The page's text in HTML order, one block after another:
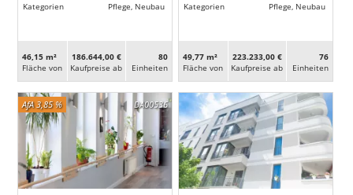
Kategorien
Pflege, Neubau
46,15 m²
Fläche von
186.644,00 €
Kaufpreise ab
80
Ein­heiten
Kategorien
Pflege, Neubau
49,77 m²
Fläche von
223.233,00 €
Kaufpreise ab
76
Ein­heiten
DA00536
AfA 3,85 %